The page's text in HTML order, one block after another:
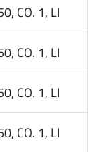
CO. 1, LETT.
CO. 1, LETT.
CO. 1, LETT.
CO. 1, LETT.